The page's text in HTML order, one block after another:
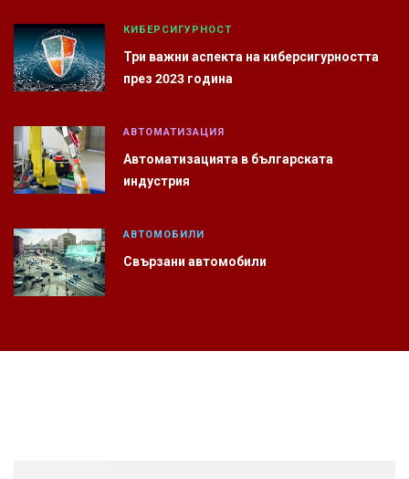
КИБЕРСИГУРНОСТ
Три важни аспекта на киберсигурността
през 2023 година
АВТОМАТИЗАЦИЯ
Автоматизацията в българската
индустрия
АВТОМОБИЛИ
Свързани автомобили